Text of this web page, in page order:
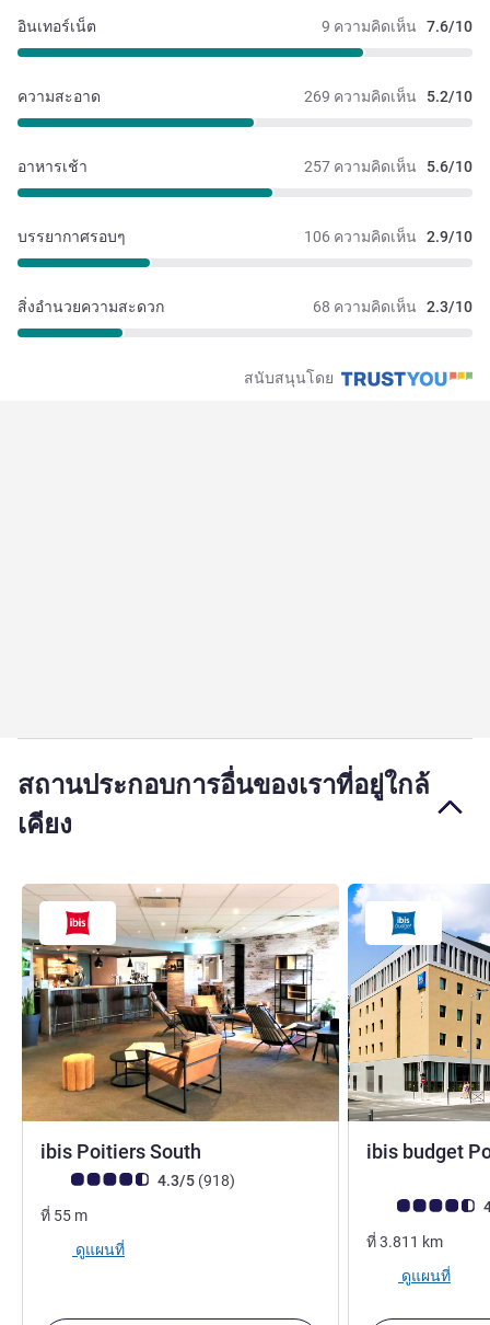
9 ความคิดเห็น 7.6/10
อินเทอร์เน็ต
269 ความคิดเห็น 5.2/10
ความสะอาด
257 ความคิดเห็น 5.6/10
อาหารเช้า
106 ความคิดเห็น 2.9/10
บรรยากาศรอบๆ
68 ความคิดเห็น 2.3/10
สิ่งอำนวยความสะดวก
สนับสนุนโดย
สถานประกอบการอื่นของเราที่อยู่ใกล้
เคียง
ibis Poitiers South
คะแนนความคิดเห็นจากแขก (เรทติ้งบน ALL)
4.3/5 (918รีวิว รายการ
)
ที่ 55 m
ดูแผนที่
ibis budget
คะแนนความคิดเ
ที่3.811 km
ดูแผนที่